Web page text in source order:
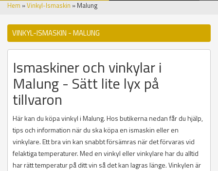
Hem »Vinkyl-Ismaskin » Malung
VINKYL-ISMASKIN - MALUNG
Ismaskiner och vinkylar i
Malung - Sätt lite lyx på
tillvaron
Här kan du köpa vinkyl i Malung. Hos butikerna nedan får du hjälp,
tips och information när du ska köpa en ismaskin eller en
vinkylare. Ett bra vin kan snabbt försämras när det förvaras vid
felaktiga temperaturer. Med en vinkyl eller vinkylare har du alltid
har rätt temperatur på ditt vin så det kan lagras länge. Vinkylen är